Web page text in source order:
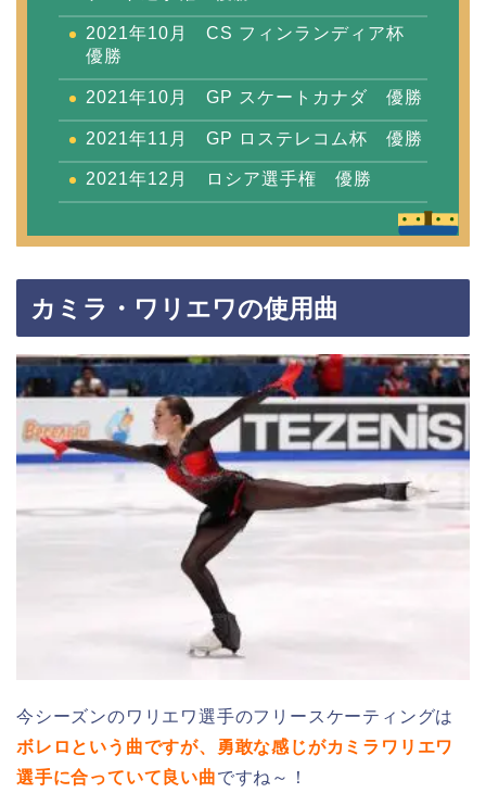
2021年10月 CS フィンランディア杯
優勝
2021年10月 GP スケートカナダ 優勝
2021年11月 GP ロステレコム杯 優勝
2021年12月 ロシア選手権 優勝
カミラ・ワリエワの使用曲
今シーズンのワリエワ選手のフリースケーティングは
ボレロという曲ですが、勇敢な感じがカミラワリエワ
選手に合っていて良い曲ですね～！